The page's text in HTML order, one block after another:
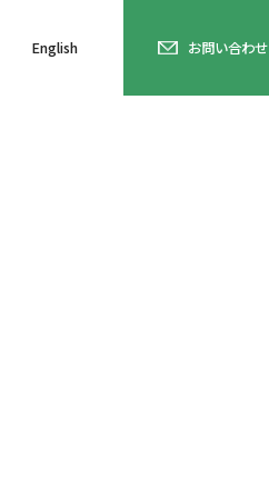
English お問い合わせ